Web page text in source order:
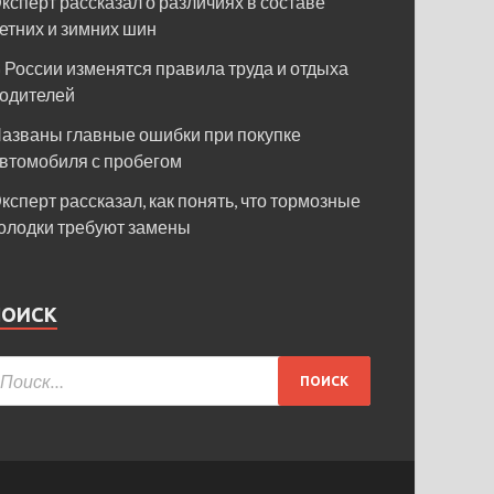
и зимних шин
России изменятся правила труда и отдыха
главные ошибки при покупке
с пробегом
рассказал, как понять, что тормозные
требуют замены